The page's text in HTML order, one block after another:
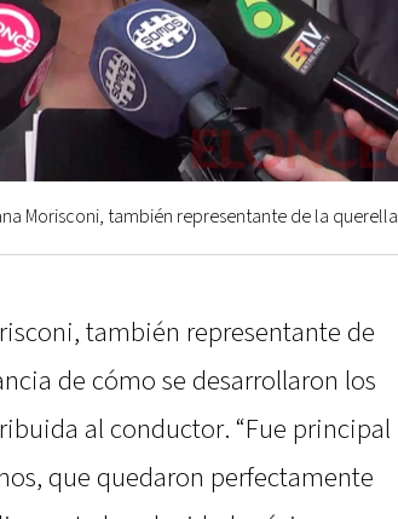
Morisconi, también representante de la querella
también representante de
de cómo se desarrollaron los
al conductor. “Fue principal
que quedaron perfectamente